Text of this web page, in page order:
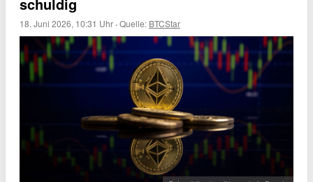
18. Juni 2026, 10:31 Uhr ·Quelle: BTCStar